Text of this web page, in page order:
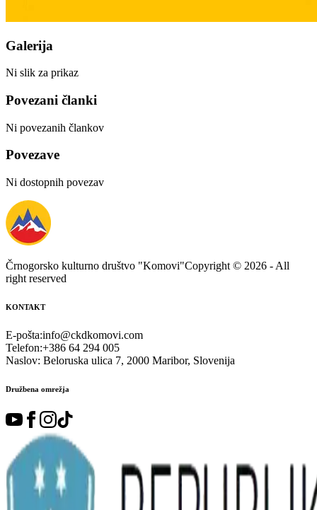
Galerija
Ni slik za prikaz
Povezani članki
Ni povezanih člankov
Povezave
Ni dostopnih povezav
Črnogorsko kulturno društvo "Komovi"Copyright © 2026 - All
right reserved
KONTAKT
E-pošta:info@ckdkomovi.com
Telefon:+386 64 294 005
Naslov: Beloruska ulica 7, 2000 Maribor, Slovenija
Družbena omrežja